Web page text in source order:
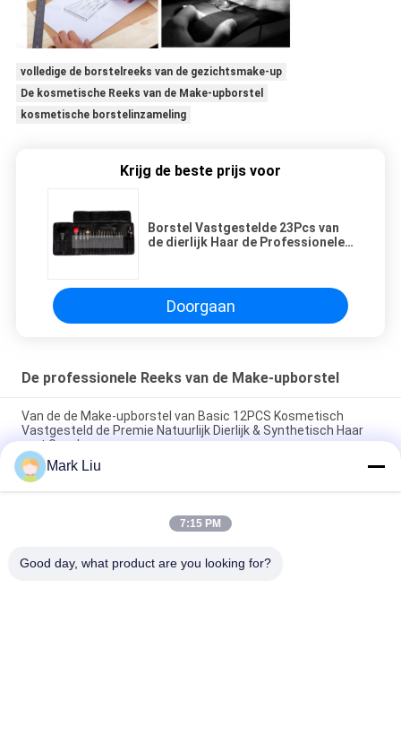
volledige de borstelreeks van de gezichtsmake-up
De kosmetische Reeks van de Make-upborstel
kosmetische borstelinzameling
Krijg de beste prijs voor
Borstel Vastgestelde 23Pcs van
de dierlijk Haar de Professionele
Doorgaan
De professionele Reeks van de Make-upborstel
Van de de Make-upborstel van Basic 12PCS Kosmetisch
Vastgesteld de Premie Natuurlijk Dierlijk & Synthetisch Haar
met Geval
Professionele de Make-upborstel van de premiekwaliteit
Geplaatste/de Reeks van de Gezichtsborstel
De privé de Make-upborstel van het Etiket Volledige Gezicht
Mark Liu
7:15 PM
Good day, what product are you looking for?